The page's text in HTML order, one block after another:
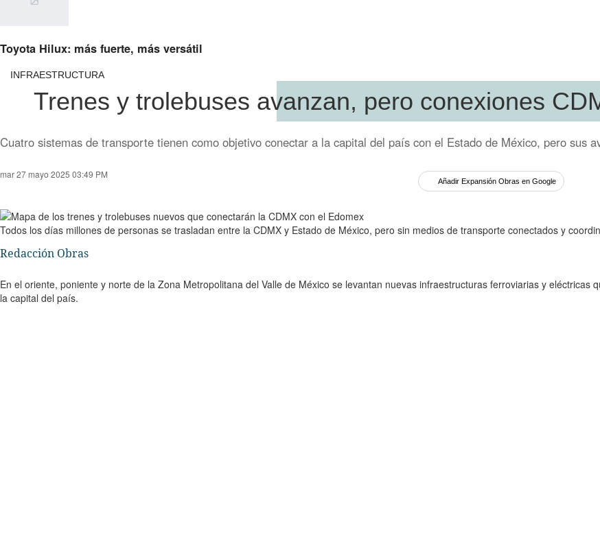
Toyota Hilux: más fuerte, más versátil
INFRAESTRUCTURA
Trenes y trolebuses avanzan, pero conexiones
Cuatro sistemas de transporte tienen como objetivo conectar a la capital del país con el Estado de México, pero sus
mar 27 mayo 2025 03:49 PM
Añadir Expansión Obras en Google
Todos los días millones de personas se trasladan entre la CDMX y Estado de México, pero sin medios de transporte conectados y
Redacción Obras
En el oriente, poniente y norte de la Zona Metropolitana del Valle de México se levantan nuevas infraestructuras ferroviarias y
la capital del país.